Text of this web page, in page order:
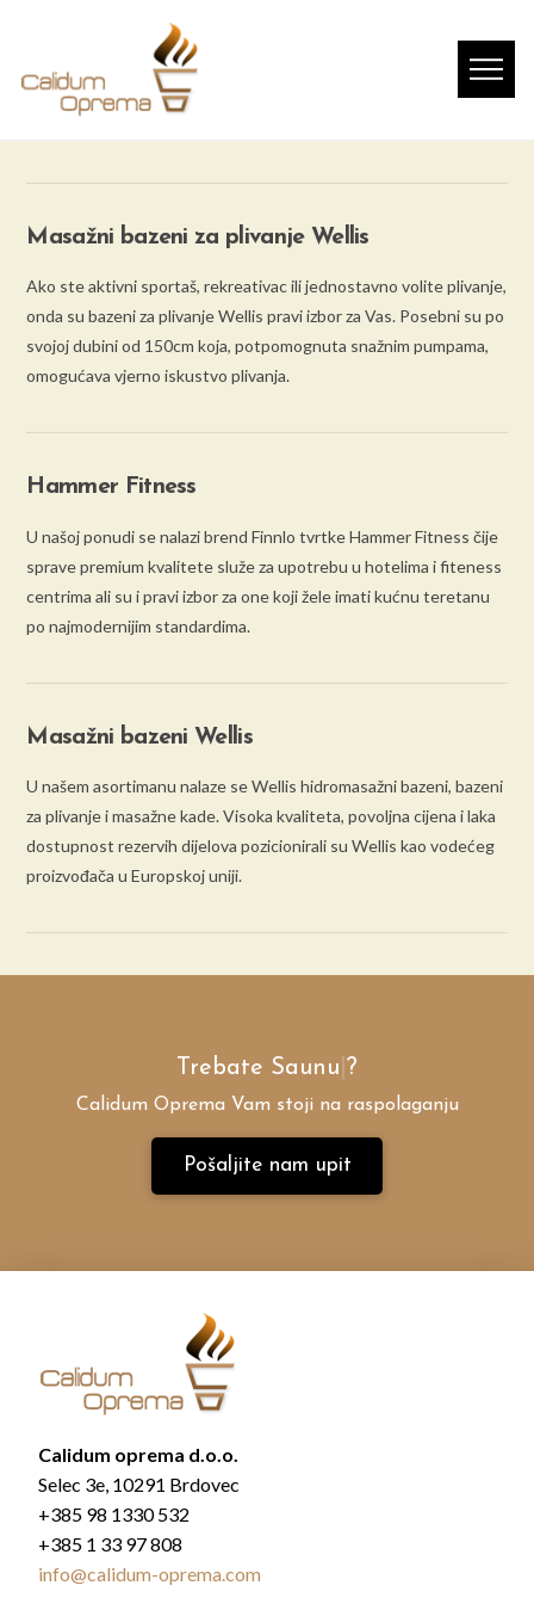
Masažni bazeni za plivanje Wellis
Ako ste aktivni sportaš, rekreativac ili jednostavno volite plivanje,
onda su bazeni za plivanje Wellis pravi izbor za Vas. Posebni su po
svojoj dubini od 150cm koja, potpomognuta snažnim pumpama,
omogućava vjerno iskustvo plivanja.
Hammer Fitness
U našoj ponudi se nalazi brend Finnlo tvrtke Hammer Fitness čije
sprave premium kvalitete služe za upotrebu u hotelima i fiteness
centrima ali su i pravi izbor za one koji žele imati kućnu teretanu
po najmodernijim standardima.
Masažni bazeni Wellis
U našem asortimanu nalaze se Wellis hidromasažni bazeni, bazeni
za plivanje i masažne kade. Visoka kvaliteta, povoljna cijena i laka
dostupnost rezervih dijelova pozicionirali su Wellis kao vodećeg
proizvođača u Europskoj uniji.
Trebate Saunu ?
Calidum Oprema Vam stoji na raspolaganju
Pošaljite nam upit
Calidum oprema d.o.o.
Selec 3e, 10291 Brdovec
+385 98 1330 532
+385 1 33 97 808
info@calidum-oprema.com